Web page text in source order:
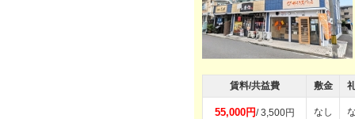
賃料/共益費 敷金
55,000円/ 3,500円 なし